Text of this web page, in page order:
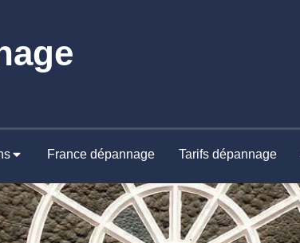
France dépannage Tarifs dépannage